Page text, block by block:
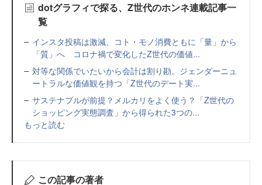
dotグラフィで探る、Z世代のホンネ連載記事一
覧
インスタ投稿は激減、コト・モノ消費ともに「量」から
「質」へ コロナ禍で変化したZ世代の価値...
対等な関係でいたいから会計は割り勘。ジェンダーニュ
ートラルな価値観を持つ「Z世代のデート実...
サステナブルが前提？メルカリをよく使う？「Z世代の
ショッピング実態調査」から得られた3つの...
もっと読む
この記事の著者